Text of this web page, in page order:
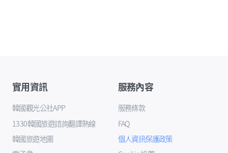
實用資訊
韓國觀光公社APP
1330韓國旅遊諮詢翻譯熱線
韓國旅遊地圖
服務內容
服務條款
FAQ
個人資訊保護政策